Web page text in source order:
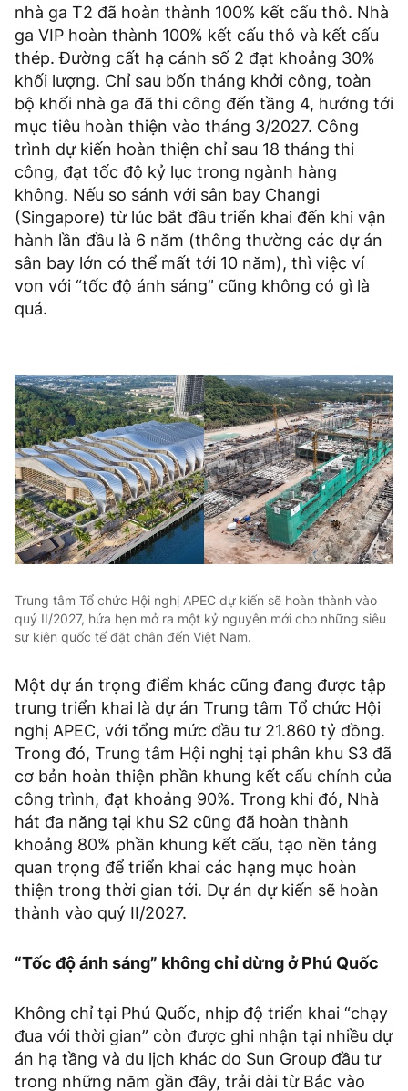
nhà ga T2 đã hoàn thành 100% kết cấu thô. Nhà
ga VIP hoàn thành 100% kết cấu thô và kết cấu
thép. Đường cất hạ cánh số 2 đạt khoảng 30%
khối lượng. Chỉ sau bốn tháng khởi công, toàn
bộ khối nhà ga đã thi công đến tầng 4, hướng tới
mục tiêu hoàn thiện vào tháng 3/2027. Công
trình dự kiến hoàn thiện chỉ sau 18 tháng thi
công, đạt tốc độ kỷ lục trong ngành hàng
không. Nếu so sánh với sân bay Changi
(Singapore) từ lúc bắt đầu triển khai đến khi vận
hành lần đầu là 6 năm (thông thường các dự án
sân bay lớn có thể mất tới 10 năm), thì việc ví
von với “tốc độ ánh sáng” cũng không có gì là
quá.
Trung tâm Tổ chức Hội nghị APEC dự kiến sẽ hoàn thành vào
quý II/2027, hứa hẹn mở ra một kỷ nguyên mới cho những siêu
sự kiện quốc tế đặt chân đến Việt Nam.
Một dự án trọng điểm khác cũng đang được tập
trung triển khai là dự án Trung tâm Tổ chức Hội
nghị APEC, với tổng mức đầu tư 21.860 tỷ đồng.
Trong đó, Trung tâm Hội nghị tại phân khu S3 đã
cơ bản hoàn thiện phần khung kết cấu chính của
công trình, đạt khoảng 90%. Trong khi đó, Nhà
hát đa năng tại khu S2 cũng đã hoàn thành
khoảng 80% phần khung kết cấu, tạo nền tảng
quan trọng để triển khai các hạng mục hoàn
thiện trong thời gian tới. Dự án dự kiến sẽ hoàn
thành vào quý II/2027.
“Tốc độ ánh sáng” không chỉ dừng ở Phú Quốc
Không chỉ tại Phú Quốc, nhịp độ triển khai “chạy
đua với thời gian” còn được ghi nhận tại nhiều dự
án hạ tầng và du lịch khác do Sun Group đầu tư
trong những năm gần đây, trải dài từ Bắc vào